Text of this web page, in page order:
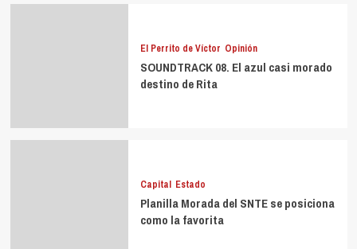
El Perrito de Víctor Opinión
SOUNDTRACK 08. El azul casi morado
destino de Rita
Capital Estado
Planilla Morada del SNTE se posiciona
como la favorita